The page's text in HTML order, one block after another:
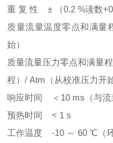
重 复 性 ± （0.2 %读数
质量流量温度零点和满
始）
质量流量压力零点和满量
程）/ Atm（从校准压力开始
响应时间 ＜10 ms（与流
预热时间 < 1 s
工作温度 -10 ～ 60 ℃（环